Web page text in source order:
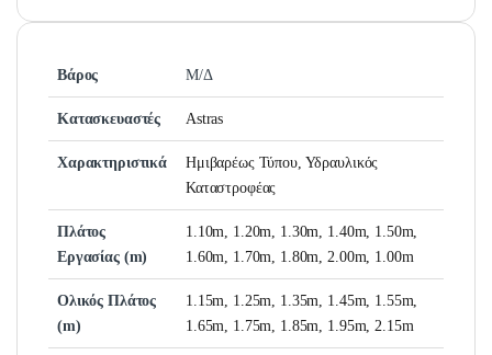
Βάρος Μ/Δ
Κατασκευαστές Astras
Χαρακτηριστικά
Ημιβαρέως Τύπου, Υδραυλικός
Καταστροφέας
Πλάτος
Εργασίας (m)
1.10m, 1.20m, 1.30m, 1.40m, 1.50m,
1.60m, 1.70m, 1.80m, 2.00m, 1.00m
Ολικός Πλάτος
(m)
1.15m, 1.25m, 1.35m, 1.45m, 1.55m,
1.65m, 1.75m, 1.85m, 1.95m, 2.15m